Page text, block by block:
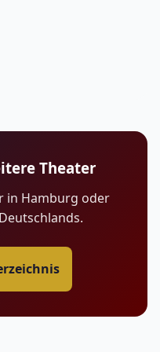
Theater
in Hamburg oder